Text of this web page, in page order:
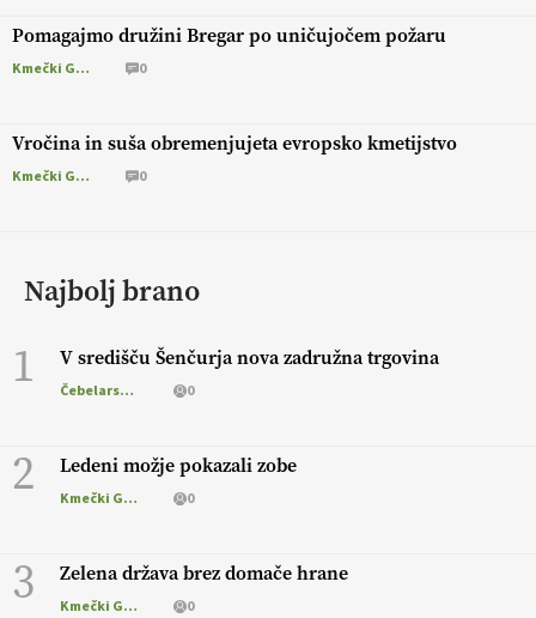
Pomagajmo družini Bregar po uničujočem požaru
Kmečki Glas 0
Vročina in suša obremenjujeta evropsko kmetijstvo
Kmečki Glas 0
Najbolj brano
1 V središču Šenčurja nova zadružna trgovina
Čebelarstvo 0
2 Ledeni možje pokazali zobe
Kmečki Glas 0
3 Zelena država brez domače hrane
Kmečki Glas 0